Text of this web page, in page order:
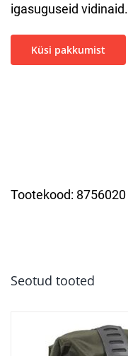
igasuguseid vidinaid.
Küsi pakkumist
Tootekood: 8756020
Seotud tooted